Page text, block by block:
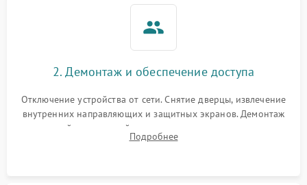
2. Демонтаж и обеспечение доступа
Отключение устройства от сети. Снятие дверцы, извлечение
внутренних направляющих и защитных экранов. Демонтаж
задней или верхней панели для прямого доступа к
нагревательным элементам, плате и вентиляторам.
Подробнее